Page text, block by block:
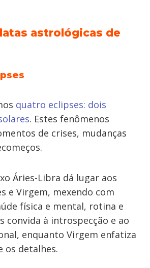
astrológicas de
quatro eclipses: dois
. Estes fenômenos
de crises, mudanças
Áries-Libra dá lugar aos
e Virgem, mexendo com
física e mental, rotina e
convida à introspecção e ao
enquanto Virgem enfatiza
os detalhes.